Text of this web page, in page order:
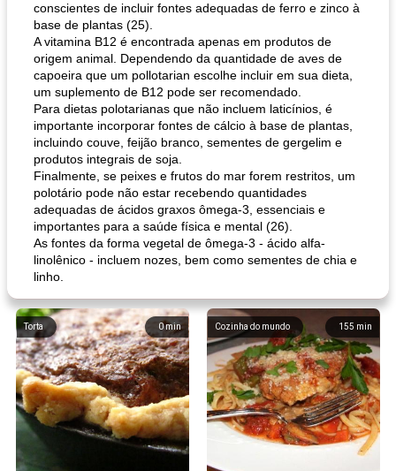
conscientes de incluir fontes adequadas de ferro e zinco à
base de plantas (25).
A vitamina B12 é encontrada apenas em produtos de
origem animal. Dependendo da quantidade de aves de
capoeira que um pollotarian escolhe incluir em sua dieta,
um suplemento de B12 pode ser recomendado.
Para dietas polotarianas que não incluem laticínios, é
importante incorporar fontes de cálcio à base de plantas,
incluindo couve, feijão branco, sementes de gergelim e
produtos integrais de soja.
Finalmente, se peixes e frutos do mar forem restritos, um
polotário pode não estar recebendo quantidades
adequadas de ácidos graxos ômega-3, essenciais e
importantes para a saúde física e mental (26).
As fontes da forma vegetal de ômega-3 - ácido alfa-
linolênico - incluem nozes, bem como sementes de chia e
linho.
0min
Torta 155 min
Cozinha do mundo